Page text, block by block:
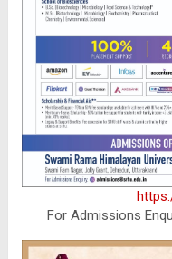
For Admissions